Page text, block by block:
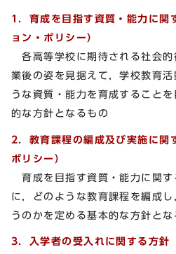
1．育成を目指す資質・能力に関
ョン・ポリシー）
各高等学校に期待される社会的
業後の姿を見据えて，学校教育
うな資質・能力を育成すること
的な方針となるもの
2．教育課程の編成及び実施に関
ポリシー）
育成を目指す資質・能力に関す
に，どのような教育課程を編成
うのかを定める基本的な方針とな
3．入学者の受入れに関する方針